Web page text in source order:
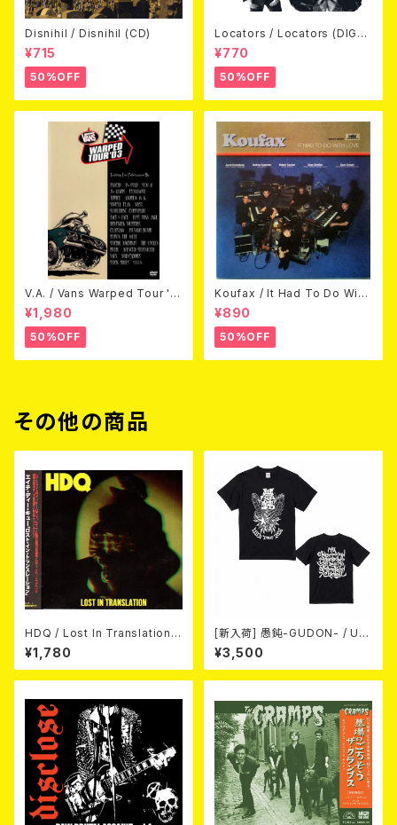
Disnihil / Disnihil (CD)
¥715
50%OFF
Locators / Locators (DIGPA
CK CD)
¥770
50%OFF
V.A. / Vans Warped Tour '0
3 (DVD)
¥1,980
50%OFF
Koufax / It Had To Do With
Love (CD)
¥890
50%OFF
その他の商品
HDQ / Lost In Translation
CD
¥1,780
[新入荷] 愚鈍-GUDON- / US
TOUR 2026 T-shirt
¥3,500